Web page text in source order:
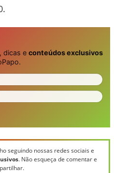
dicas e conteúdos exclusivos
seguindo nossas redes sociais e
. Não esqueça de comentar e